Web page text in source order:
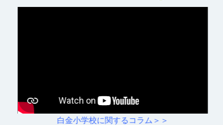
白金小学校に関するコラム＞＞